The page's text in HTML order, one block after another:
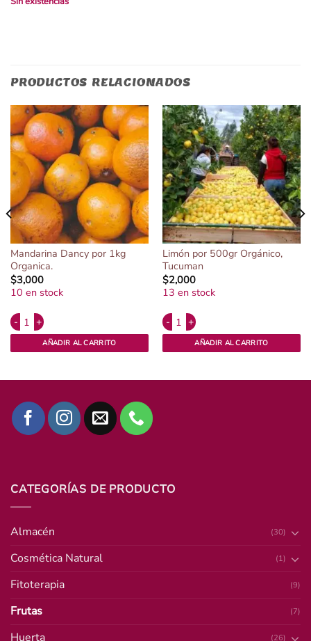
PRODUCTOS RELACIONADOS
Mandarina Dancy por 1kg
Organica.
$3,000
10 en stock
Mandarina Dancy por 1kg Organica. cantidad
AÑADIR AL CARRITO
Limón por 500gr Orgánico,
Tucuman
$2,000
13 en stock
Limón por 500gr Orgánico,
AÑADIR AL CARRITO
Rio Negro. cantidad
CATEGORÍAS DE PRODUCTO
Almacén (30)
Cosmética Natural (1)
Fitoterapia (9)
Frutas (7)
Huerta (26)